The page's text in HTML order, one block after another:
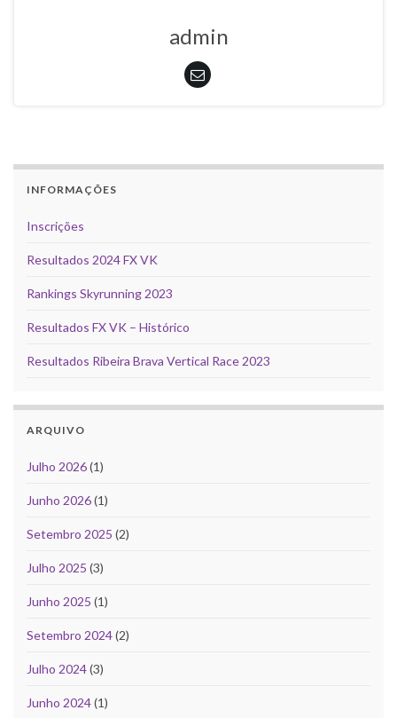
admin
INFORMAÇÕES
Inscrições
Resultados 2024 FX VK
Rankings Skyrunning 2023
Resultados FX VK – Histórico
Resultados Ribeira Brava Vertical Race 2023
ARQUIVO
Julho 2026(1)
Junho 2026(1)
Setembro 2025 (2)
Julho 2025 (3)
Junho 2025 (1)
Setembro 2024(2)
Julho 2024(3)
Junho 2024(1)